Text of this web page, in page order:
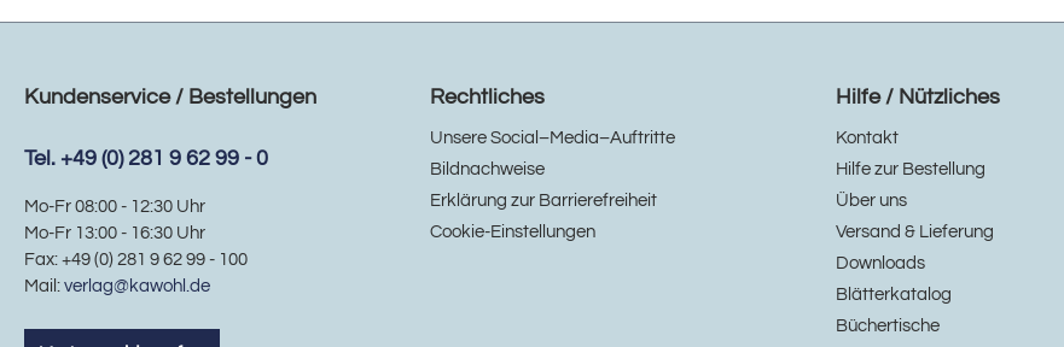
Kundenservice / Bestellungen
Tel. +49 (0) 281 9 62 99 - 0
Mo-Fr 08:00 - 12:30 Uhr
Mo-Fr 13:00 - 16:30 Uhr
Fax: +49 (0) 281 9 62 99 - 100
Mail: verlag@kawohl.de
Rechtliches
Unsere Social–Media–Auftritte
Bildnachweise
Erklärung zur Barrierefreiheit
Cookie-Einstellungen
Hilfe / Nützliches
Kontakt
Hilfe zur Bestellung
Über uns
Versand & Lieferung
Downloads
Blätterkatalog
Büchertische